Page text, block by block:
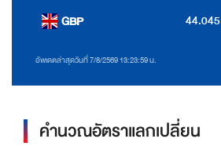
GBP 44.045
อัพเดตล่าสุดวันที่ 7/8/2569 13:23:59 น.
คำนวณอัตราแลกเปลี่ยน